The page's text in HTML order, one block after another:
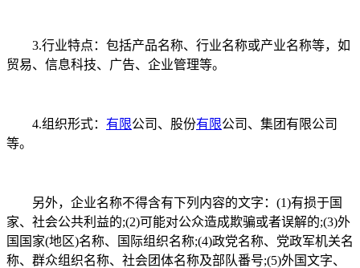
3.行业特点：包括产品名称、行业名称或产业名称等，如
贸易、信息科技、广告、企业管理等。
4.组织形式： 有限公司、股份有限公司、集团有限公司
等。
另外，企业名称不得含有下列内容的文字：(1)有损于国
家、社会公共利益的;(2)可能对公众造成欺骗或者误解的;(3)外
国国家(地区)名称、国际组织名称;(4)政党名称、党政军机关名
称、群众组织名称、社会团体名称及部队番号;(5)外国文字、